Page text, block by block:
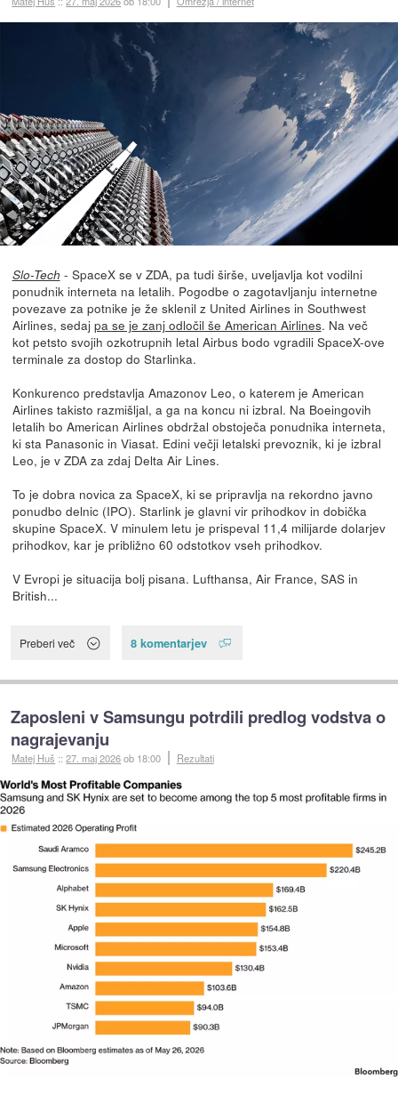
Slo-Tech - SpaceX se v ZDA, pa tudi širše, uveljavlja kot vodilni
ponudnik interneta na letalih. Pogodbe o zagotavljanju internetne
povezave za potnike je že sklenil z United Airlines in Southwest
Airlines, sedaj pa se je zanj odločil še American Airlines. Na več
kot petsto svojih ozkotrupnih letal Airbus bodo vgradili SpaceX-ove
terminale za dostop do Starlinka.
Konkurenco predstavlja Amazonov Leo, o katerem je American
Airlines takisto razmišljal, a ga na koncu ni izbral. Na Boeingovih
letalih bo American Airlines obdržal obstoječa ponudnika interneta,
ki sta Panasonic in Viasat. Edini večji letalski prevoznik, ki je izbral
Leo, je v ZDA za zdaj Delta Air Lines.
To je dobra novica za SpaceX, ki se pripravlja na rekordno javno
ponudbo delnic (IPO). Starlink je glavni vir prihodkov in dobička
skupine SpaceX. V minulem letu je prispeval 11,4 milijarde dolarjev
prihodkov, kar je približno 60 odstotkov vseh prihodkov.
V Evropi je situacija bolj pisana. Lufthansa, Air France, SAS in
British...
Preberi več 8 komentarjev
Zaposleni v Samsungu potrdili predlog vodstva o
nagrajevanju
Matej Huš ::27. maj 2026ob 18:00 Rezultati